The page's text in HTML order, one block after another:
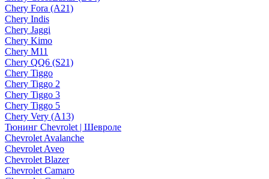
Chery Fora (A21)
Chery Indis
Chery Jaggi
Chery Kimo
Chery M11
Chery QQ6 (S21)
Chery Tiggo
Chery Tiggo 2
Chery Tiggo 3
Chery Tiggo 5
Chery Very (A13)
Тюнинг Chevrolet | Шевроле
Chevrolet Avalanche
Chevrolet Aveo
Chevrolet Blazer
Chevrolet Camaro